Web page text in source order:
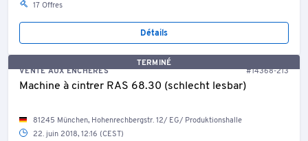
17 Offres
Détails
TERMINÉ
VENTE AUX ENCHÈRES
#14368-213
Machine à cintrer RAS 68.30 (schlecht lesbar)
81245 München, Hohenrechbergstr. 12/ EG/ Produktionshalle
22. juin 2018, 12:16 (CEST)